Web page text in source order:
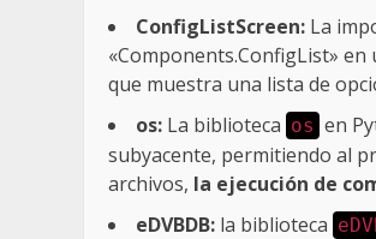
ConfigListScreen: La
«Components.ConfigList»
que muestra una lista de
os: La biblioteca os en
subyacente, permitiendo al
archivos, la ejecución de
eDVBDB: la biblioteca